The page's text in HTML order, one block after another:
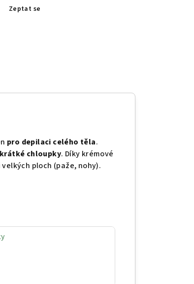
Zeptat se
pro depilaci celého těla.
chloupky. Díky krémové
ploch (paže, nohy).